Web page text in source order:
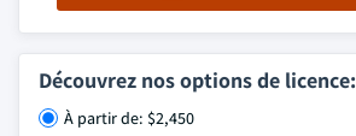
Découvrez nos options de licence:
À partir de: $2,450